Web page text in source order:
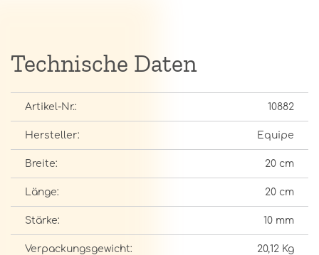
Technische Daten
Artikel-Nr.: 10882
Hersteller: Equipe
Breite: 20 cm
Länge: 20 cm
Stärke: 10 mm
Verpackungsgewicht: 20,12 Kg